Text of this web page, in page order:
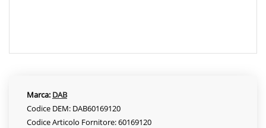
Marca: DAB
Codice DEM: DAB60169120
Codice Articolo Fornitore: 60169120